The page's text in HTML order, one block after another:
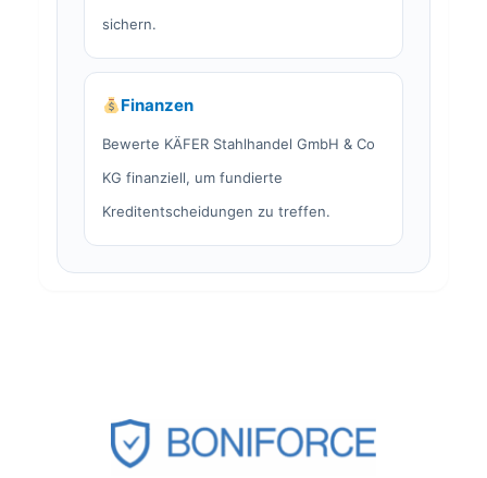
sichern.
Finanzen
Bewerte KÄFER Stahlhandel GmbH & Co
KG finanziell, um fundierte
Kreditentscheidungen zu treffen.